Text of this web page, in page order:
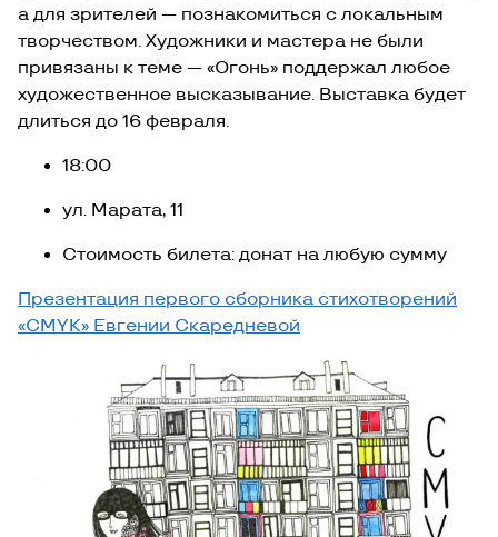
а для зрителей — познакомиться с локальным
творчеством. Художники и мастера не были
привязаны к теме — «Огонь» поддержал любое
художественное высказывание. Выставка будет
длиться до 16 февраля.
18:00
ул. Марата, 11
Стоимость билета: донат на любую сумму
Презентация первого сборника стихотворений
«CMYK» Евгении Скаредневой